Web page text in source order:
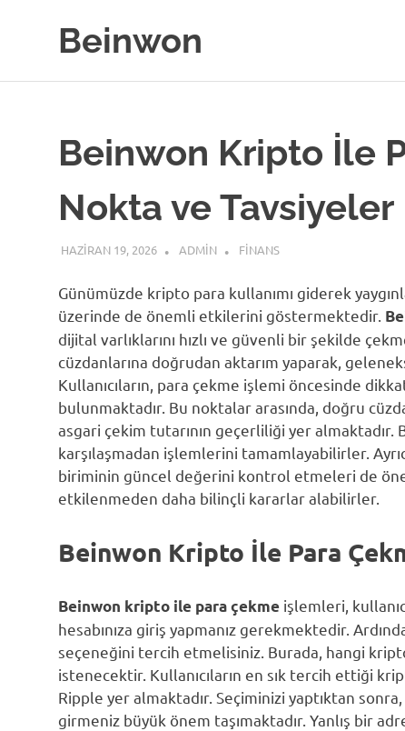
Beinwon
Beinwon Kripto İle
Nokta ve Tavsiyeler
HAZIRAN 19, 2026 ADMIN FINANS
Günümüzde kripto para kullanımı giderek
üzerinde de önemli etkilerini göstermektedir.
dijital varlıklarını hızlı ve güvenli bir şekilde
cüzdanlarına doğrudan aktarım yaparak,
Kullanıcıların, para çekme işlemi öncesinde
bulunmaktadır. Bu noktalar arasında, doğru
asgari çekim tutarının geçerliliği yer almaktadır.
karşılaşmadan işlemlerini tamamlayabilirler.
biriminin güncel değerini kontrol etmeleri de
etkilenmeden daha bilinçli kararlar alabilirler.
Beinwon Kripto İle Para
Beinwon kripto ile para çekme işlemleri,
hesabınıza giriş yapmanız gerekmektedir.
seçeneğini tercih etmelisiniz. Burada, hangi
istenecektir. Kullanıcıların en sık tercih ettiği
Ripple yer almaktadır. Seçiminizi yaptıktan
girmeniz büyük önem taşımaktadır. Yanlış bir